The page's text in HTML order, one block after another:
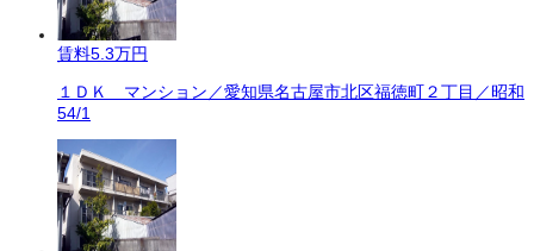
賃料5.3万円
１ＤＫ マンション／愛知県名古屋市北区福徳町２丁目／昭和
54/1